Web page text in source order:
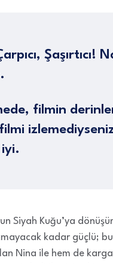
filmin
Siyah Kuğu’ya
kadar güçlü;
Nina ile hem de